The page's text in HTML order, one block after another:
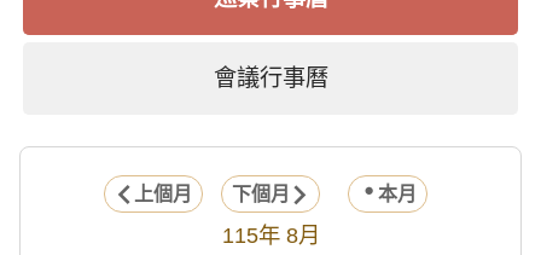
會議行事曆
上個月 下個月 本月
115年 8月